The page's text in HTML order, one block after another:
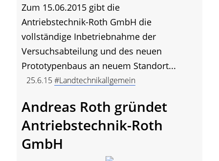
Zum 15.06.2015 gibt die
Antriebstechnik-Roth GmbH die
vollständige Inbetriebnahme der
Versuchsabteilung und des neuen
Prototypenbaus an neuem Standort...
25.6.15#Landtechnikallgemein
Andreas Roth gründet
Antriebstechnik-Roth
GmbH